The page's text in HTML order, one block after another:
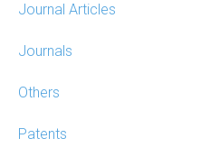
Journal Articles
Journals
Others
Patents